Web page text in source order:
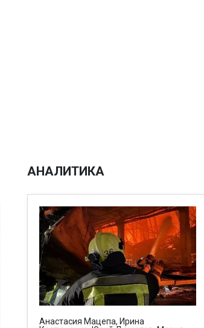
АНАЛИТИКА
Анастасия Мацепа, Ирина